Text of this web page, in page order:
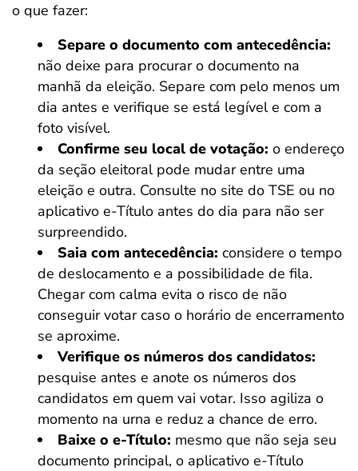
o que fazer:
Separe o documento com antecedência:
não deixe para procurar o documento na
manhã da eleição. Separe com pelo menos um
dia antes e verifique se está legível e com a
foto visível.
Confirme seu local de votação: o endereço
da seção eleitoral pode mudar entre uma
eleição e outra. Consulte no site do TSE ou no
aplicativo e-Título antes do dia para não ser
surpreendido.
Saia com antecedência: considere o tempo
de deslocamento e a possibilidade de fila.
Chegar com calma evita o risco de não
conseguir votar caso o horário de encerramento
se aproxime.
Verifique os números dos candidatos:
pesquise antes e anote os números dos
candidatos em quem vai votar. Isso agiliza o
momento na urna e reduz a chance de erro.
Baixe o e-Título: mesmo que não seja seu
documento principal, o aplicativo e-Título